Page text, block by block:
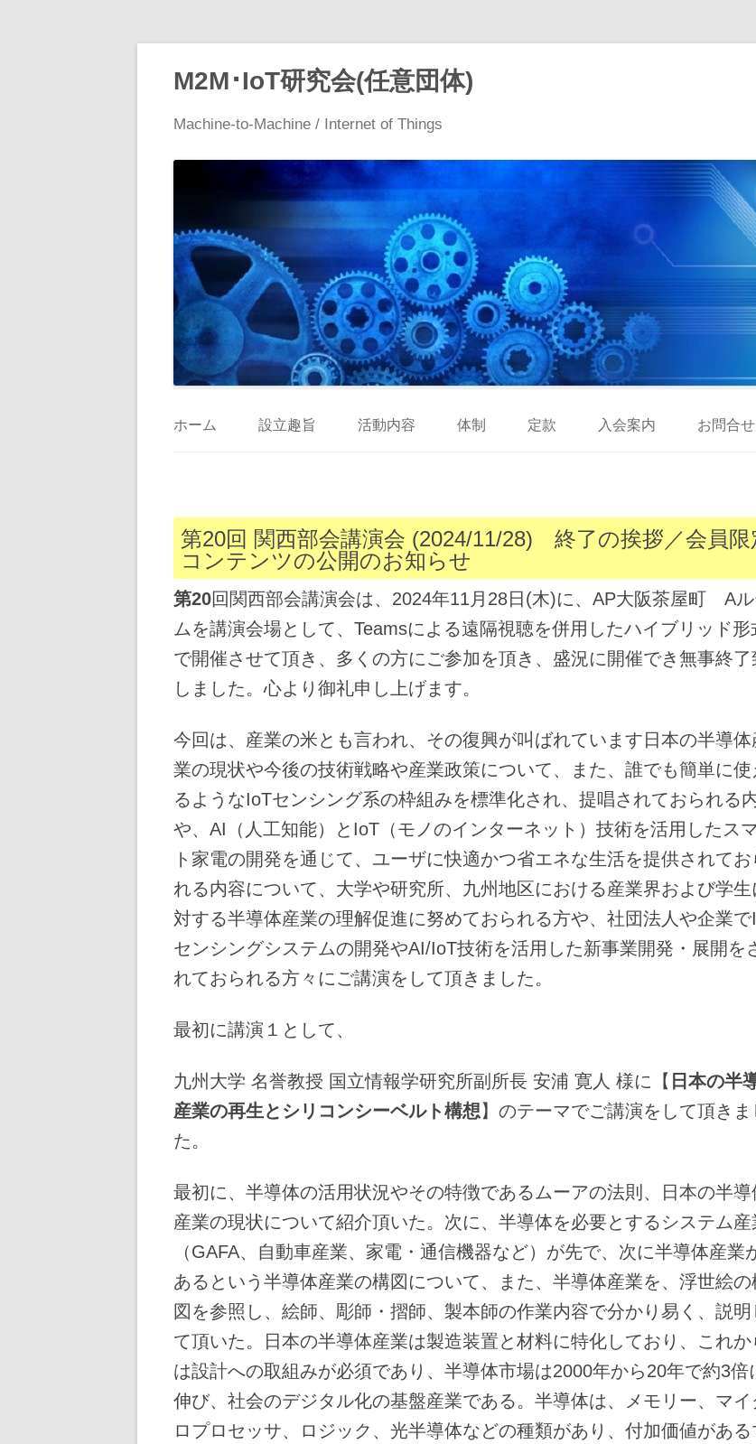
M2M･IoT研究会(任意団体)
Machine-to-Machine / Internet of Things
テ
ホーム 設立趣旨 活動内容 体制 定款 入会案内 お問合せ
第20回 関西部会講演会 (2024/11/28) 終了の挨拶／会員限
コンテンツの公開のお知らせ
第20回関西部会講演会は、2024年11月28日(木)に、AP大阪茶屋町 A
ムを講演会場として、Teamsによる遠隔視聴を併用したハイブリッド形
で開催させて頂き、多くの方にご参加を頂き、盛況に開催でき無事終了
しました。心より御礼申し上げます。
今回は、産業の米とも言われ、その復興が叫ばれています日本の半導体
業の現状や今後の技術戦略や産業政策について、また、誰でも簡単に使
るようなIoTセンシング系の枠組みを標準化され、提唱されておられる
や、AI（人工知能）とIoT（モノのインターネット）技術を活用したス
ト家電の開発を通じて、ユーザに快適かつ省エネな生活を提供されてお
れる内容について、大学や研究所、九州地区における産業界および学生
対する半導体産業の理解促進に努めておられる方や、社団法人や企業で
センシングシステムの開発やAI/IoT技術を活用した新事業開発・展開を
れておられる方々にご講演をして頂きました。
最初に講演１として、
九州大学 名誉教授 国立情報学研究所副所長 安浦 寛人 様に【 日本の半
産業の再生とシリコンシーベルト構想】のテーマでご講演をして頂きま
た。
最初に、半導体の活用状況やその特徴であるムーアの法則、日本の半導
産業の現状について紹介頂いた。次に、半導体を必要とするシステム産
（GAFA、自動車産業、家電・通信機器など）が先で、次に半導体産業
あるという半導体産業の構図について、また、半導体産業を、浮世絵の
図を参照し、絵師、彫師・摺師、製本師の作業内容で分かり易く、説明
て頂いた。日本の半導体産業は製造装置と材料に特化しており、これか
は設計への取組みが必須であり、半導体市場は2000年から20年で約3倍
伸び、社会のデジタル化の基盤産業である。半導体は、メモリー、マイ
ロプロセッサ、ロジック、光半導体などの種類があり、付加価値がある